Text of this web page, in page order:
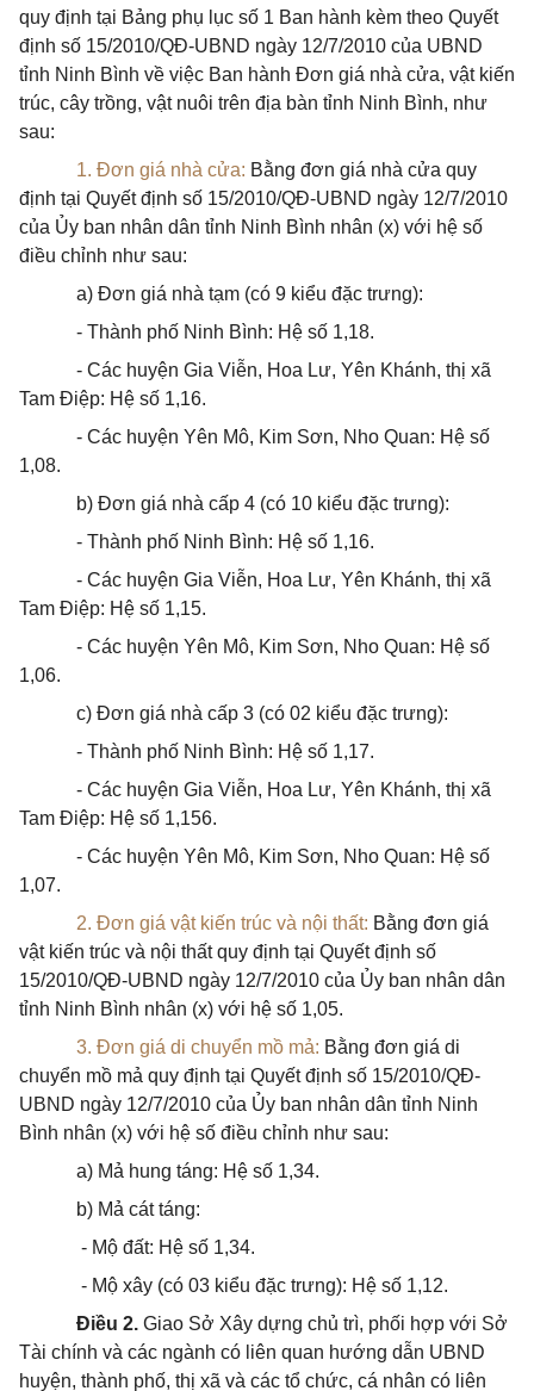
quy định tại Bảng phụ lục số 1 Ban hành kèm theo Quyết
định số 15/2010/QĐ-UBND ngày 12/7/2010 của UBND
tỉnh Ninh Bình về việc Ban hành Đơn giá nhà cửa, vật kiến
trúc, cây trồng, vật nuôi trên địa bàn tỉnh Ninh Bình, như
sau:
1. Đơn giá nhà cửa: Bằng đơn giá nhà cửa quy
định tại Quyết định số 15/2010/QĐ-UBND ngày 12/7/2010
của Ủy ban nhân dân tỉnh Ninh Bình nhân (x) với hệ số
điều chỉnh như sau:
a) Đơn giá nhà tạm (có 9 kiểu đặc trưng):
- Thành phố Ninh Bình: Hệ số 1,18.
- Các huyện Gia Viễn, Hoa Lư, Yên Khánh, thị xã
Tam Điệp: Hệ số 1,16.
- Các huyện Yên Mô, Kim Sơn, Nho Quan: Hệ số
1,08.
b) Đơn giá nhà cấp 4 (có 10 kiểu đặc trưng):
- Thành phố Ninh Bình: Hệ số 1,16.
- Các huyện Gia Viễn, Hoa Lư, Yên Khánh, thị xã
Tam Điệp: Hệ số 1,15.
- Các huyện Yên Mô, Kim Sơn, Nho Quan: Hệ số
1,06.
c) Đơn giá nhà cấp 3 (có 02 kiểu đặc trưng):
- Thành phố Ninh Bình: Hệ số 1,17.
- Các huyện Gia Viễn, Hoa Lư, Yên Khánh, thị xã
Tam Điệp: Hệ số 1,156.
- Các huyện Yên Mô, Kim Sơn, Nho Quan: Hệ số
1,07.
2. Đơn giá vật kiến trúc và nội thất: Bằng đơn giá
vật kiến trúc và nội thất quy định tại Quyết định số
15/2010/QĐ-UBND ngày 12/7/2010 của Ủy ban nhân dân
tỉnh Ninh Bình nhân (x) với hệ số 1,05.
3. Đơn giá di chuyển mồ mả: Bằng đơn giá di
chuyển mồ mả quy định tại Quyết định số 15/2010/QĐ-
UBND ngày 12/7/2010 của Ủy ban nhân dân tỉnh Ninh
Bình nhân (x) với hệ số điều chỉnh như sau:
a) Mả hung táng: Hệ số 1,34.
b) Mả cát táng:
- Mộ đất: Hệ số 1,34.
- Mộ xây (có 03 kiểu đặc trưng): Hệ số 1,12.
Điều 2. Giao Sở Xây dựng chủ trì, phối hợp với Sở
Tài chính và các ngành có liên quan hướng dẫn UBND
huyện, thành phố, thị xã và các tổ chức, cá nhân có liên